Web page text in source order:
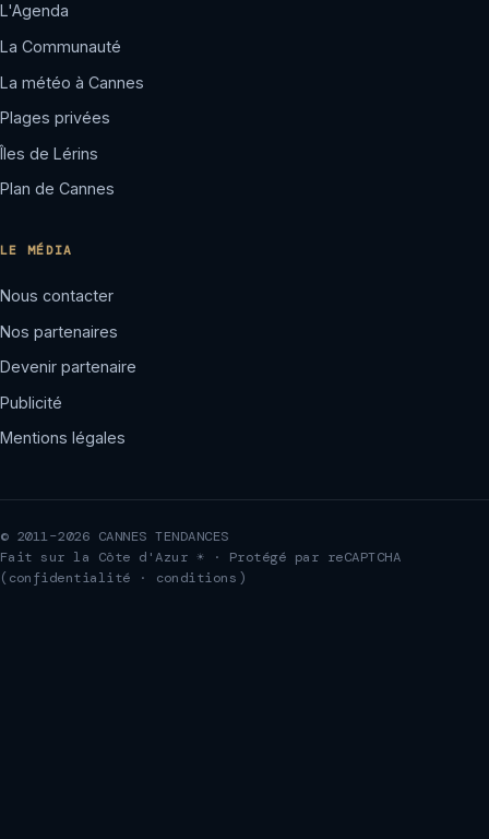
L'Agenda
La Communauté
La météo à Cannes
Plages privées
Îles de Lérins
Plan de Cannes
LE MÉDIA
Nous contacter
Nos partenaires
Devenir partenaire
Publicité
Mentions légales
© 2011–2026 CANNES TENDANCES
Fait sur la Côte d'Azur ☀ · Protégé par reCAPTCHA
( confidentialité · conditions )